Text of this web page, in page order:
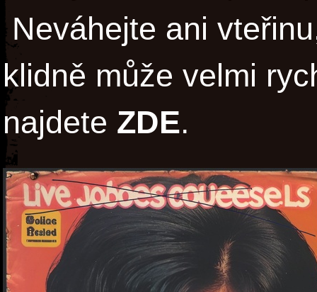
Neváhejte ani
klidně může velmi
najdete ZDE.